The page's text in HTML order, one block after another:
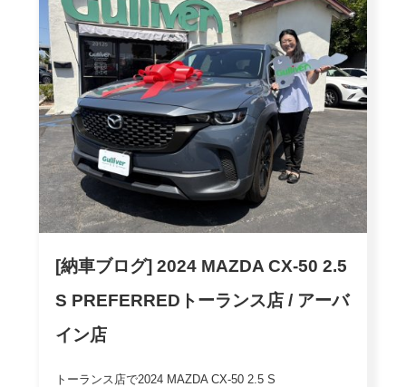
[納車ブログ] 2024 MAZDA CX-50 2.5
S PREFERREDトーランス店 / アーバ
イン店
トーランス店で2024 MAZDA CX-50 2.5 S